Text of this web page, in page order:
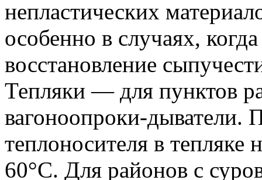
непластических
особенно в случаях,
восстановление
Тепляки — для пунктов
вагоноопроки-дыватели.
теплоносителя в
60°С. Для районов с